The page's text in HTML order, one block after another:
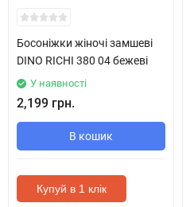
Босоніжки жіночі замшеві
DINO RICHI 380 04 бежеві
У наявності
2,199 грн.
В кошик
Купуй в 1 клік